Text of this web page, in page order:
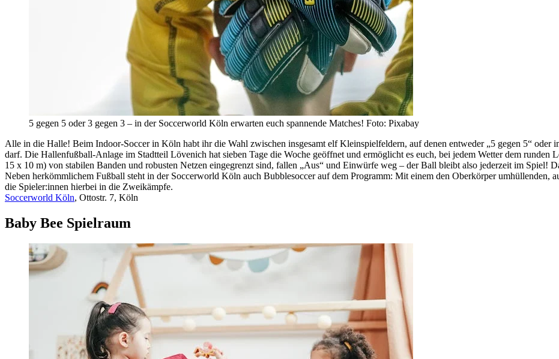
5 gegen 5 oder 3 gegen 3 – in der Soccerworld Köln erwarten euch spannende Matches! Foto: Pixabay
Alle in die Halle! Beim Indoor-Soccer in Köln habt ihr die Wahl zwischen insgesamt elf Kleinspielfeldern, auf denen entweder „5 gegen 5“ oder
darf. Die Hallenfußball-Anlage im Stadtteil Lövenich hat sieben Tage die Woche geöffnet und ermöglicht es euch, bei jedem Wetter dem runden
15 x 10 m) von stabilen Banden und robusten Netzen eingegrenzt sind, fallen „Aus“ und Einwürfe weg – der Ball bleibt also jederzeit im Spiel!
Neben herkömmlichem Fußball steht in der Soccerworld Köln auch Bubblesoccer auf dem Programm: Mit einem den Oberkörper umhüllenden,
die Spieler:innen hierbei in die Zweikämpfe.
Soccerworld Köln, Ottostr. 7, Köln
Baby Bee Spielraum